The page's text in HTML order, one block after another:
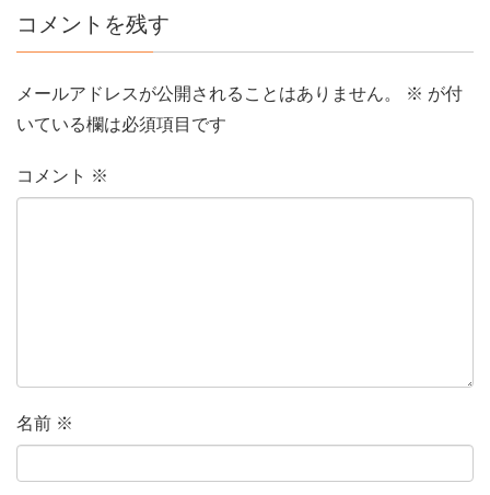
コメントを残す
メールアドレスが公開されることはありません。 ※ が付
いている欄は必須項目です
コメント ※
名前 ※